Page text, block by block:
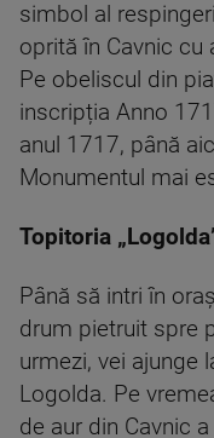
simbol al
oprită în Cavnic cu
Pe obeliscul din
inscripția Anno
anul 1717, până
Monumentul mai
Topitoria
Până să intri în
drum pietruit spre
urmezi, vei ajunge
Logolda. Pe
de aur din Cavnic